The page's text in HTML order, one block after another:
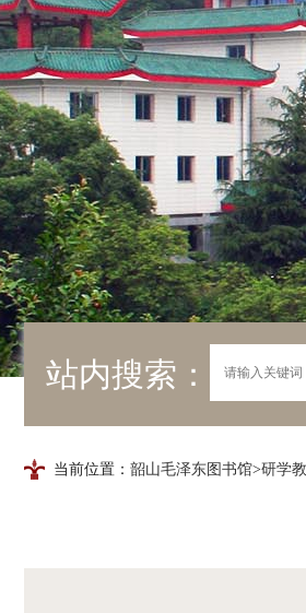
站内搜索：
当前位置： 韶山毛泽东图书馆>研学